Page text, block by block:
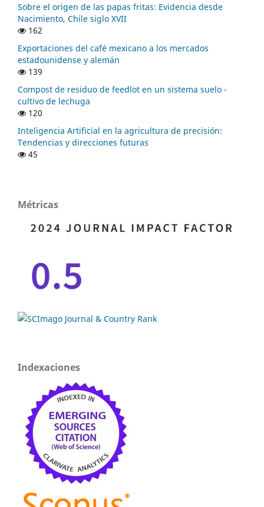
Sobre el origen de las papas fritas: Evidencia desde
Nacimiento, Chile siglo XVII
162
Exportaciones del café mexicano a los mercados
estadounidense y alemán
139
Compost de residuo de feedlot en un sistema suelo -
cultivo de lechuga
120
Inteligencia Artificial en la agricultura de precisión:
Tendencias y direcciones futuras
45
Métricas
Indexaciones